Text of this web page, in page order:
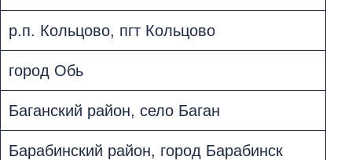
р.п. Кольцово, пгт Кольцово
город Обь
Баганский район, село Баган
Барабинский район, город Барабинск